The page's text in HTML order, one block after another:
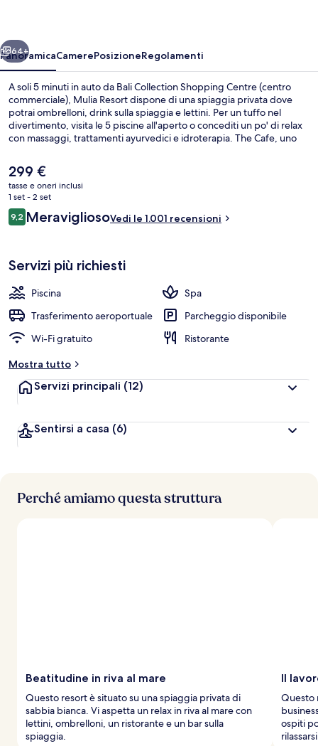
Avanti
64+
PanoramicaCamerePosizioneRegolamenti
A soli 5 minuti in auto da Bali Collection Shopping Centre (centro
commerciale), Mulia Resort dispone di una spiaggia privata dove
potrai ombrelloni, drink sulla spiaggia e lettini. Per un tuffo nel
divertimento, visita le 5 piscine all'aperto o concediti un po' di relax
con massaggi, trattamenti ayurvedici e idroterapia. The Cafe, uno
colazione, il pranzo e la cena. Gli altri punti di forza di questo resort
di lusso sono 3 bar/lounge, una discoteca e una terrazza
panoramica. Le recensioni dei viaggiatori lodano il personale gentile
e le condizioni generali.
Il
prezzo
attuale
è
299 €
299 €
tasse e oneri inclusi
1 set - 2 set
Recensioni
9,29,2 su 10
MeravigliosoVedi le 1.001 recensioni
Servizi più richiesti
Piscina
Spa
Trasferimento aeroportuale
Parcheggio disponibile
Wi-Fi gratuito
Ristorante
Mostra tutto
Servizi principali (12)
Sentirsi a casa (6)
Perché amiamo questa struttura
Beatitudine in riva al mare
Questo resort è situato su una spiaggia privata di
sabbia bianca. Vi aspetta un relax in riva al mare con
lettini, ombrelloni, un ristorante e un bar sulla
spiaggia.
Il
Questo
ospiti